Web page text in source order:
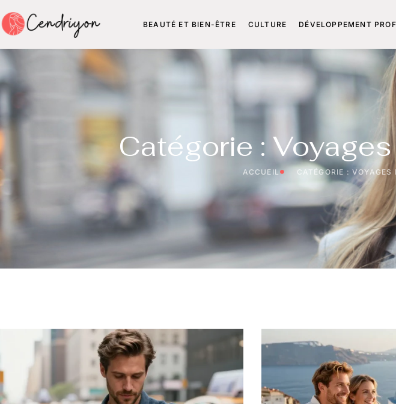
BEAUTÉ ET BIEN-ÊTRE CULTURE DÉVELOPPEMENT
Catégorie :
ACCUEIL CATÉGORIE : VOYAGES